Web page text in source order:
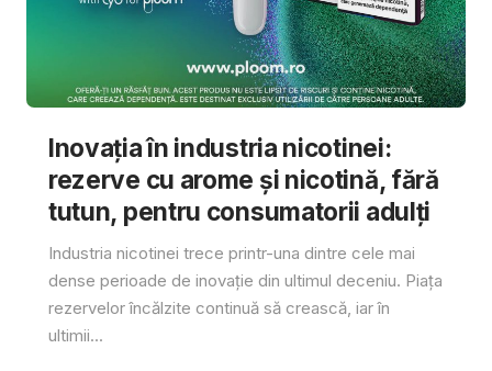
Inovația în industria nicotinei:
rezerve cu arome și nicotină, fără
tutun, pentru consumatorii adulți
Industria nicotinei trece printr-una dintre cele mai
dense perioade de inovație din ultimul deceniu. Piața
rezervelor încălzite continuă să crească, iar în
ultimii...